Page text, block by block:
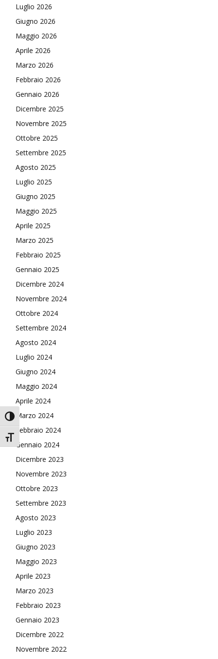
Attiva/disattiva alto contrasto
Attiva/disattiva dimensione testo
Luglio 2026
Giugno 2026
Maggio 2026
Aprile 2026
Marzo 2026
Febbraio 2026
Gennaio 2026
Dicembre 2025
Novembre 2025
Ottobre 2025
Settembre 2025
Agosto 2025
Luglio 2025
Giugno 2025
Maggio 2025
Aprile 2025
Marzo 2025
Febbraio 2025
Gennaio 2025
Dicembre 2024
Novembre 2024
Ottobre 2024
Settembre 2024
Agosto 2024
Luglio 2024
Giugno 2024
Maggio 2024
Aprile 2024
Marzo 2024
Febbraio 2024
Gennaio 2024
Dicembre 2023
Novembre 2023
Ottobre 2023
Settembre 2023
Agosto 2023
Luglio 2023
Giugno 2023
Maggio 2023
Aprile 2023
Marzo 2023
Febbraio 2023
Gennaio 2023
Dicembre 2022
Novembre 2022